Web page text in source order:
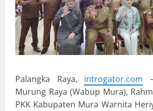
Palangka Raya, introgator.com
Murung Raya (Wabup Mura),
PKK Kabupaten Mura Warnita